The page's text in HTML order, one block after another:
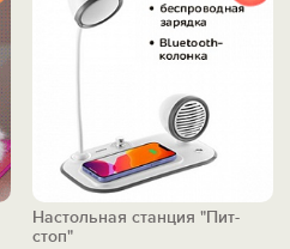
Настольная станция "Пит-
стоп"